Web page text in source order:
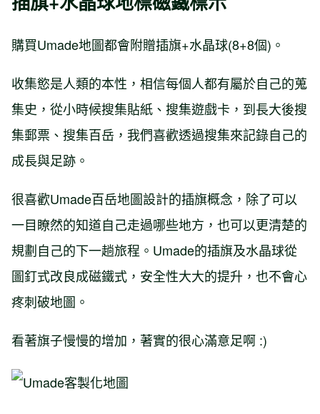
購買Umade地圖都會附贈插旗+水晶球(8+8個)。
收集慾是人類的本性，相信每個人都有屬於自己的蒐
集史，從小時候搜集貼紙、搜集遊戲卡，到長大後搜
集郵票、搜集百岳，我們喜歡透過搜集來記錄自己的
成長與足跡。
很喜歡Umade百岳地圖設計的插旗概念，除了可以
一目瞭然的知道自己走過哪些地方，也可以更清楚的
規劃自己的下一趟旅程。Umade的插旗及水晶球從
圖釘式改良成磁鐵式，安全性大大的提升，也不會心
疼刺破地圖。
看著旗子慢慢的增加，著實的很心滿意足啊 :)